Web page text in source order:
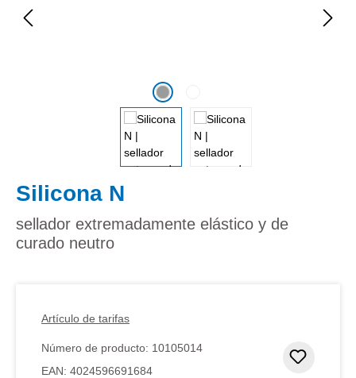
Silicona N
sellador extremadamente elástico y de
curado neutro
Artículo de tarifas
Número de producto: 10105014
EAN: 4024596691684